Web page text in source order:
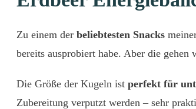
Zu einem der beliebtesten Snacks
bereits ausprobiert habe. Aber die
Die Größe der Kugeln ist perfekt für
Zubereitung verputzt werden – sehr